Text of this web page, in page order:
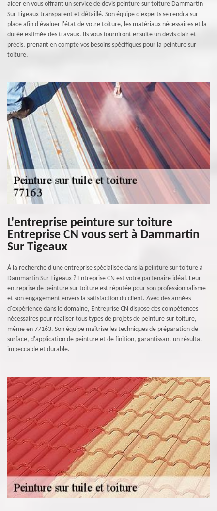
aider en vous offrant un service de devis peinture sur toiture Dammartin
Sur Tigeaux transparent et détaillé. Son équipe d'experts se rendra sur
place afin d'évaluer l'état de votre toiture, les matériaux nécessaires et la
durée estimée des travaux. Ils vous fourniront ensuite un devis clair et
précis, prenant en compte vos besoins spécifiques pour la peinture sur
toiture.
L'entreprise peinture sur toiture
Entreprise CN vous sert à Dammartin
Sur Tigeaux
À la recherche d'une entreprise spécialisée dans la peinture sur toiture à
Dammartin Sur Tigeaux ? Entreprise CN est votre partenaire idéal. Leur
entreprise de peinture sur toiture est réputée pour son professionnalisme
et son engagement envers la satisfaction du client. Avec des années
d'expérience dans le domaine, Entreprise CN dispose des compétences
nécessaires pour réaliser tous types de projets de peinture sur toiture,
même en 77163. Son équipe maîtrise les techniques de préparation de
surface, d'application de peinture et de finition, garantissant un résultat
impeccable et durable.